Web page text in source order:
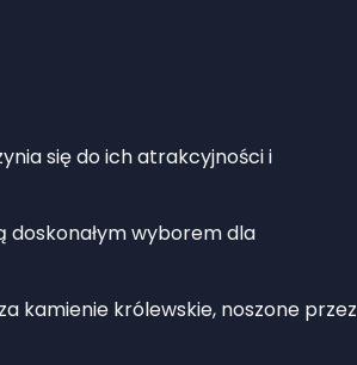
się do ich atrakcyjności i
doskonałym wyborem dla
kamienie królewskie, noszone przez